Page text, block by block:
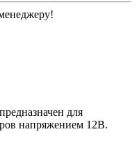
предназначен для
напряжением 12В.